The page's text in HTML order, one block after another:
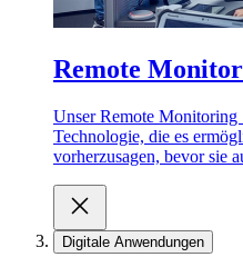
Remote
Unser Remote Monitoring
Technologie, die es
vorherzusagen, bevor sie
Digitale Anwendungen